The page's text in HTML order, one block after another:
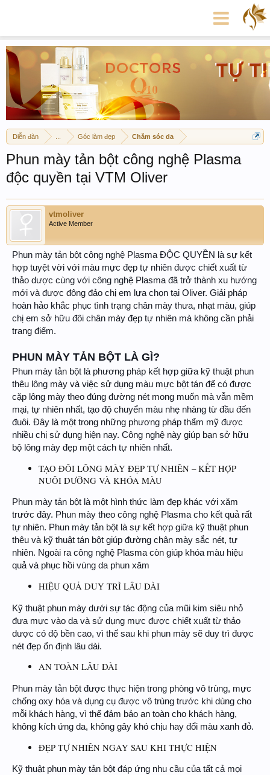
Diễn đàn Góc làm đẹp Chăm sóc da
Phun mày tản bột công nghệ Plasma
độc quyền tại VTM Oliver
vtmoliver
Active Member
Phun mày tản bột công nghệ Plasma ĐỘC QUYỀN là sự kết
hợp tuyệt vời với màu mực đẹp tự nhiên được chiết xuất từ
thảo dược cùng với công nghệ Plasma đã trở thành xu hướng
mới và được đông đảo chị em lựa chọn tại Oliver. Giải pháp
hoàn hảo khắc phục tình trạng chân mày thưa, nhạt màu, giúp
chị em sở hữu đôi chân mày đẹp tự nhiên mà không cần phải
trang điểm.
PHUN MÀY TẢN BỘT LÀ GÌ?
Phun mày tản bột là phương pháp kết hợp giữa kỹ thuật phun
thêu lông mày và việc sử dụng màu mực bột tán để có được
cặp lông mày theo đúng đường nét mong muốn mà vẫn mềm
mại, tự nhiên nhất, tạo độ chuyển màu nhẹ nhàng từ đầu đến
đuôi. Đây là một trong những phương pháp thẩm mỹ được
nhiều chị sử dụng hiện nay. Công nghệ này giúp bạn sở hữu
bộ lông mày đẹp một cách tự nhiên nhất.
TẠO ĐÔI LÔNG MÀY ĐẸP TỰ NHIÊN – KẾT HỢP
NUÔI DƯỠNG VÀ KHÓA MÀU
Phun mày tản bột là một hình thức làm đẹp khác với xăm
trước đây. Phun mày theo công nghệ Plasma cho kết quả rất
tự nhiên. Phun mày tản bột là sự kết hợp giữa kỹ thuật phun
thêu và kỹ thuật tán bột giúp đường chân mày sắc nét, tự
nhiên. Ngoài ra công nghệ Plasma còn giúp khóa màu hiệu
quả và phục hồi vùng da phun xăm
HIỆU QUẢ DUY TRÌ LÂU DÀI
Kỹ thuật phun mày dưới sự tác động của mũi kim siêu nhỏ
đưa mực vào da và sử dụng mực được chiết xuất từ thảo
dược có độ bền cao, vì thế sau khi phun mày sẽ duy trì được
nét đẹp ổn định lâu dài.
AN TOÀN LÂU DÀI
Phun mày tản bột được thực hiện trong phòng vô trùng, mực
chống oxy hóa và dụng cụ được vô trùng trước khi dùng cho
mỗi khách hàng, vì thế đảm bảo an toàn cho khách hàng,
không kích ứng da, không gây khó chịu hay đổi màu xanh đỏ.
ĐẸP TỰ NHIÊN NGAY SAU KHI THỰC HIỆN
Kỹ thuật phun mày tản bột đáp ứng nhu cầu của tất cả mọi